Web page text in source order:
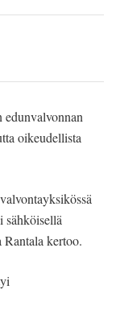
edunvalvonnan
oikeudellista
sähköisellä
Rantala kertoo.